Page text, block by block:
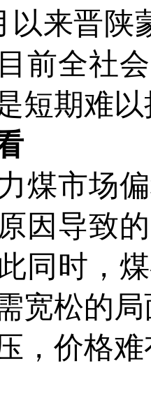
以来晋陕
前全社
短期难
市场偏
因导致
同时，
宽松的
，价格